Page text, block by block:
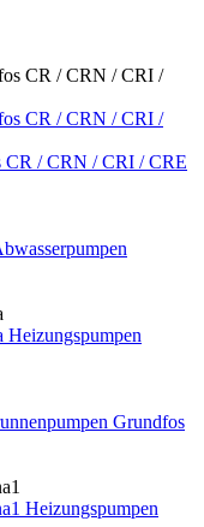
CR / CRN / CRI / CRE
Heizungspumpen
Grundfos
Heizungspumpen